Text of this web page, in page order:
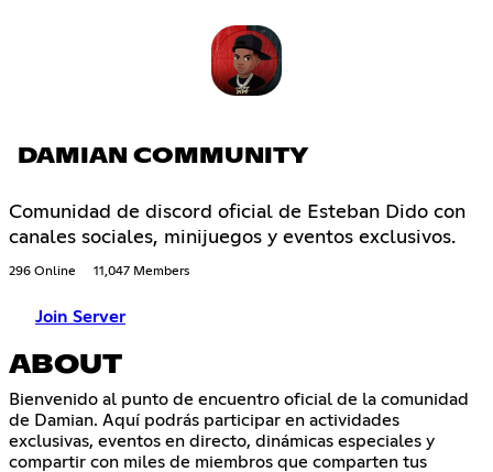
DAMIAN COMMUNITY
Comunidad de discord oficial de Esteban Dido con
canales sociales, minijuegos y eventos exclusivos.
296 Online 11,047 Members
Join Server
ABOUT
Bienvenido al punto de encuentro oficial de la comunidad
de Damian. Aquí podrás participar en actividades
exclusivas, eventos en directo, dinámicas especiales y
compartir con miles de miembros que comparten tus